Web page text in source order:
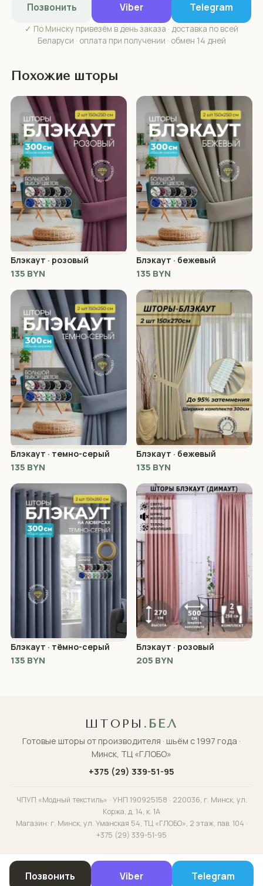
Позвонить Viber Telegram
✓ По Минску привезём в день заказа · доставка по всей
Беларуси · оплата при получении · обмен 14 дней
Похожие шторы
Блэкаут · розовый
135 BYN
Блэкаут · бежевый
135 BYN
Блэкаут · темно-серый
135 BYN
Блэкаут · бежевый
135 BYN
Блэкаут · тёмно-серый
135 BYN
Блэкаут · розовый
205 BYN
ШТОРЫ .БЕЛ
Готовые шторы от производителя · шьём с 1997 года ·
Минск, ТЦ «ГЛОБО»
+375 (29) 339-51-95
ЧПУП «Модный текстиль» · УНП 190925158 · 220036, г. Минск, ул.
Коржа, д. 14, к. 1А
Магазин: г. Минск, ул. Уманская 54, ТЦ «ГЛОБО», 2 этаж, пав. 104 ·
+375 (29) 339-51-95
Позвонить Viber Telegram